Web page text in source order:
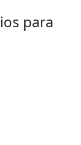
para